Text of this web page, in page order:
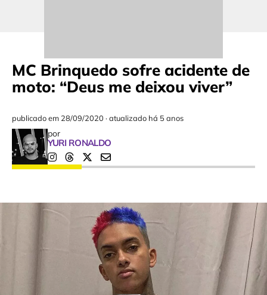
MC Brinquedo sofre acidente de
moto: “Deus me deixou viver”
publicado em 28/09/2020 ·atualizado há 5 anos
por
YURI RONALDO